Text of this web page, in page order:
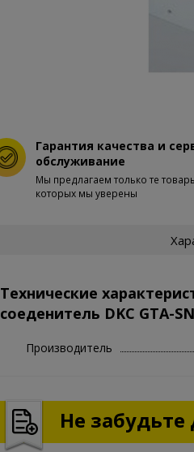
Гарантия качества и
обслуживание
Мы предлагаем только те
которых мы уверены
Технические
соеденитель DKC GTA-
Производитель
Не забудьте